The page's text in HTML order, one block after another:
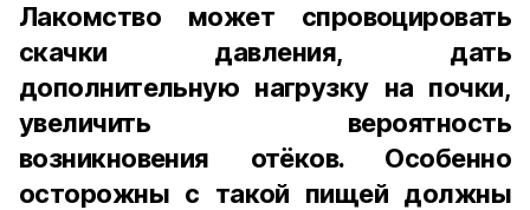
Лакомство может спровоцировать
скачки давления, дать
дополнительную нагрузку на почки,
увеличить вероятность
возникновения отёков. Особенно
осторожны с такой пищей должны